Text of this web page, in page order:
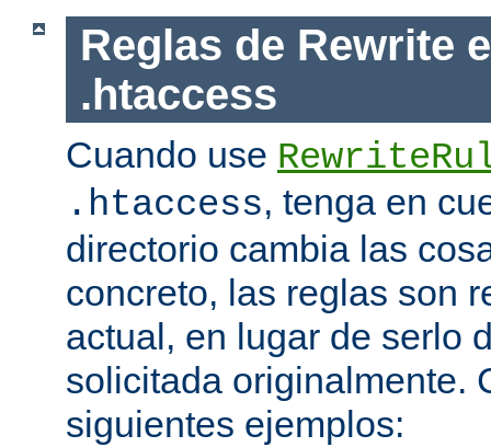
Reglas de Rewrite
.htaccess
Cuando use
.htaccess, tenga en
directorio cambia las
concreto, las reglas son
actual, en lugar de serlo
solicitada originalmente.
siguientes ejemplos: